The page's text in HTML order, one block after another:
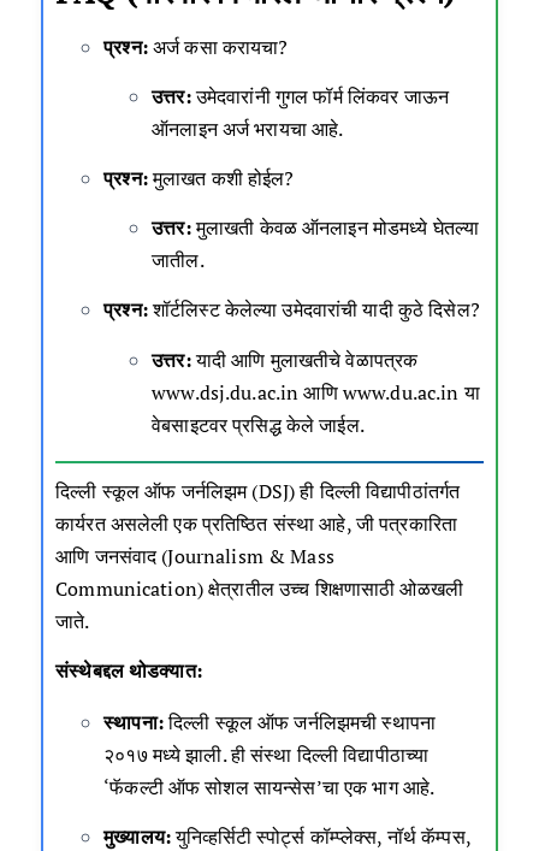
प्रश्न:अर्ज कसा करायचा?
उत्तर:उमेदवारांनीगुगल फॉर्म लिंकवरजाऊन
ऑनलाइन अर्ज भरायचा आहे.
प्रश्न:मुलाखत कशी होईल?
उत्तर:मुलाखती केवळ ऑनलाइन मोडमध्ये घेतल्या
जातील.
प्रश्न:शॉर्टलिस्ट केलेल्या उमेदवारांची यादी कुठे दिसेल?
उत्तर:यादी आणि मुलाखतीचे वेळापत्रक
www.dsj.du.ac.inआणिwww.du.ac.inया
वेबसाइटवर प्रसिद्ध केले जाईल.
दिल्ली स्कूल ऑफ जर्नलिझम (DSJ) ही दिल्ली विद्यापीठांतर्गत
कार्यरत असलेली एक प्रतिष्ठित संस्था आहे, जी पत्रकारिता
आणि जनसंवाद (Journalism & Mass
Communication) क्षेत्रातील उच्च शिक्षणासाठी ओळखली
जाते.
संस्थेबद्दल थोडक्यात:
स्थापना:दिल्ली स्कूल ऑफ जर्नलिझमची स्थापना
२०१७ मध्ये झाली. ही संस्था दिल्ली विद्यापीठाच्या
‘फॅकल्टी ऑफ सोशल सायन्सेस’चा एक भाग आहे.
मुख्यालय:युनिव्हर्सिटी स्पोर्ट्स कॉम्प्लेक्स, नॉर्थ कॅम्पस,